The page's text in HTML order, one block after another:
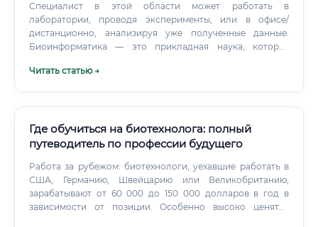
Специалист в этой области может работать в
лаборатории, проводя эксперименты, или в офисе/
дистанционно, анализируя уже полученные данные.
Биоинформатика — это прикладная наука, которая
статистики для анализа биологических данных.
Читать статью →
Где обучиться на биотехнолога: полный
путеводитель по профессии будущего
Работа за рубежом: биотехнологи, уехавшие работать в
США, Германию, Швейцарию или Великобританию,
зарабатывают от 60 000 до 150 000 долларов в год в
зависимости от позиции. Особенно высоко ценятся